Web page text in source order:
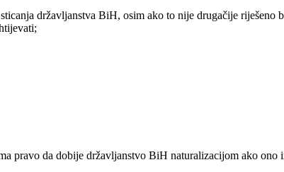
državljanstva BiH, osim ako to nije drugačije riješeno
pravo da dobije državljanstvo BiH naturalizacijom ako